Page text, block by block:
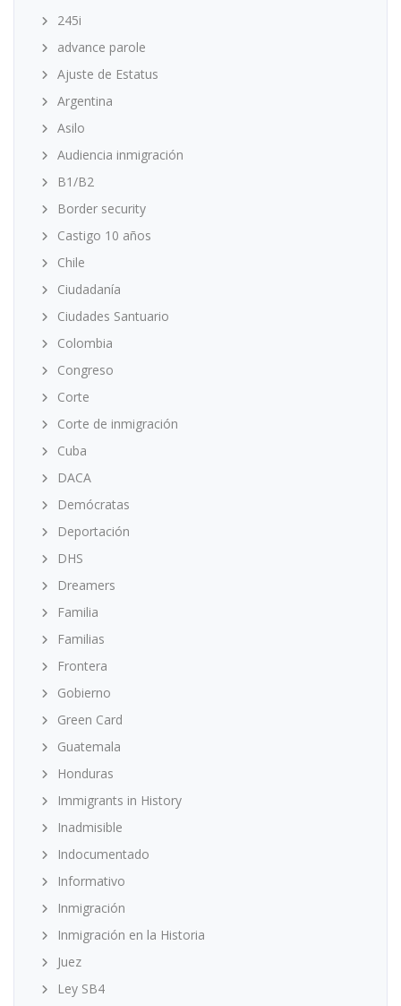
245i
advance parole
Ajuste de Estatus
Argentina
Asilo
Audiencia inmigración
B1/B2
Border security
Castigo 10 años
Chile
Ciudadanía
Ciudades Santuario
Colombia
Congreso
Corte
Corte de inmigración
Cuba
DACA
Demócratas
Deportación
DHS
Dreamers
Familia
Familias
Frontera
Gobierno
Green Card
Guatemala
Honduras
Immigrants in History
Inadmisible
Indocumentado
Informativo
Inmigración
Inmigración en la Historia
Juez
Ley SB4